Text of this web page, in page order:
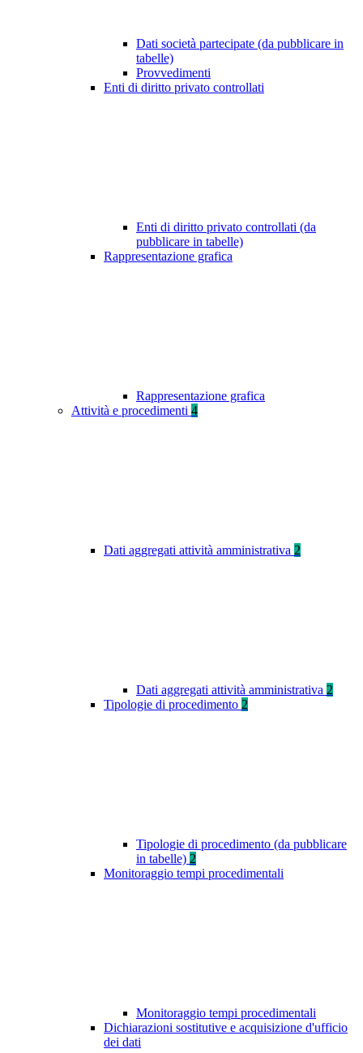
Dati società partecipate (da pubblicare in
tabelle)
Provvedimenti
Enti di diritto privato controllati
Enti di diritto privato controllati (da
pubblicare in tabelle)
Rappresentazione grafica
Rappresentazione grafica
Attività e procedimenti 4
Dati aggregati attività amministrativa 2
Dati aggregati attività amministrativa 2
Tipologie di procedimento 2
Tipologie di procedimento (da pubblicare
in tabelle) 2
Monitoraggio tempi procedimentali
Monitoraggio tempi procedimentali
Dichiarazioni sostitutive e acquisizione d'ufficio
dei dati